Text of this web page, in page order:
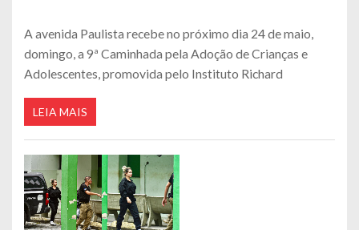
A avenida Paulista recebe no próximo dia 24 de maio,
domingo, a 9ª Caminhada pela Adoção de Crianças e
Adolescentes, promovida pelo Instituto Richard
LEIA MAIS